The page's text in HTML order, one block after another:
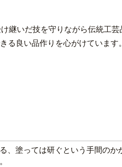
継いだ技を守りながら伝統工
る良い品作りを心がけています。
塗っては研ぐという手間の